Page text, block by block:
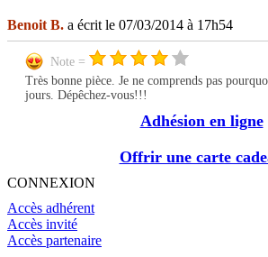
Benoit B. a écrit le 07/03/2014 à 17h54
Note =
Très bonne pièce. Je ne comprends pas
jours. Dépêchez-vous!!!
Adhésion en ligne
Offrir une carte
CONNEXION
Accès adhérent
Accès invité
Accès partenaire